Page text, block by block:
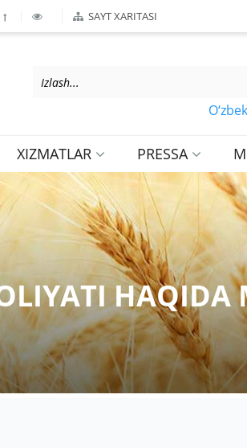
SAYT XARITASI
XIZMATLAR PRESSA
HAQIDA